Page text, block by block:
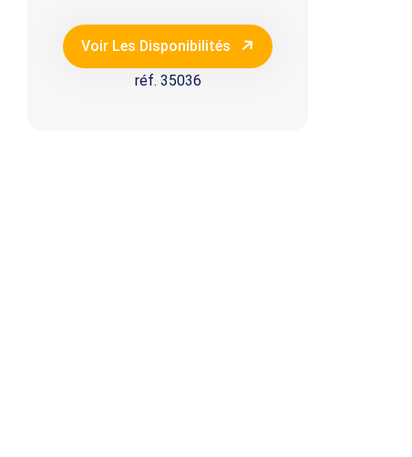
Voir Les Disponibilités
réf. 35036